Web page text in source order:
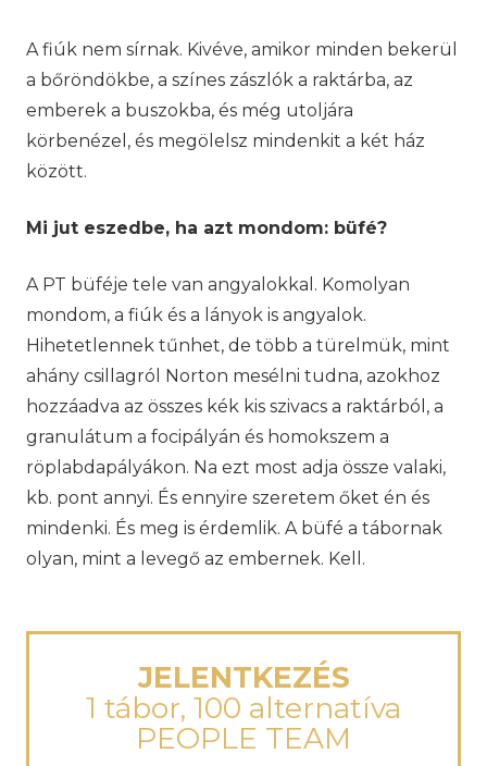
A fiúk nem sírnak. Kivéve, amikor minden bekerül
a bőröndökbe, a színes zászlók a raktárba, az
emberek a buszokba, és még utoljára
körbenézel, és megölelsz mindenkit a két ház
között.
Mi jut eszedbe, ha azt mondom: büfé?
A PT büféje tele van angyalokkal. Komolyan
mondom, a fiúk és a lányok is angyalok.
Hihetetlennek tűnhet, de több a türelmük, mint
ahány csillagról Norton mesélni tudna, azokhoz
hozzáadva az összes kék kis szivacs a raktárból, a
granulátum a focipályán és homokszem a
röplabdapályákon. Na ezt most adja össze valaki,
kb. pont annyi. És ennyire szeretem őket én és
mindenki. És meg is érdemlik. A büfé a tábornak
olyan, mint a levegő az embernek. Kell.
JELENTKEZÉS
1 tábor, 100 alternatíva
PEOPLE TEAM